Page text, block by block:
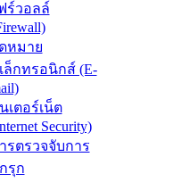
ร์วอลล์
หมาย
ล็กทรอนิกส์ (E-
เตอร์เน็ต
Security)
รตรวจจับการ
รุก